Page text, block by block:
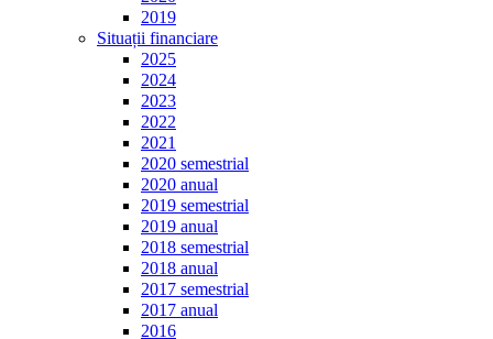
2019
Situații financiare
2025
2024
2023
2022
2021
2020 semestrial
2020 anual
2019 semestrial
2019 anual
2018 semestrial
2018 anual
2017 semestrial
2017 anual
2016